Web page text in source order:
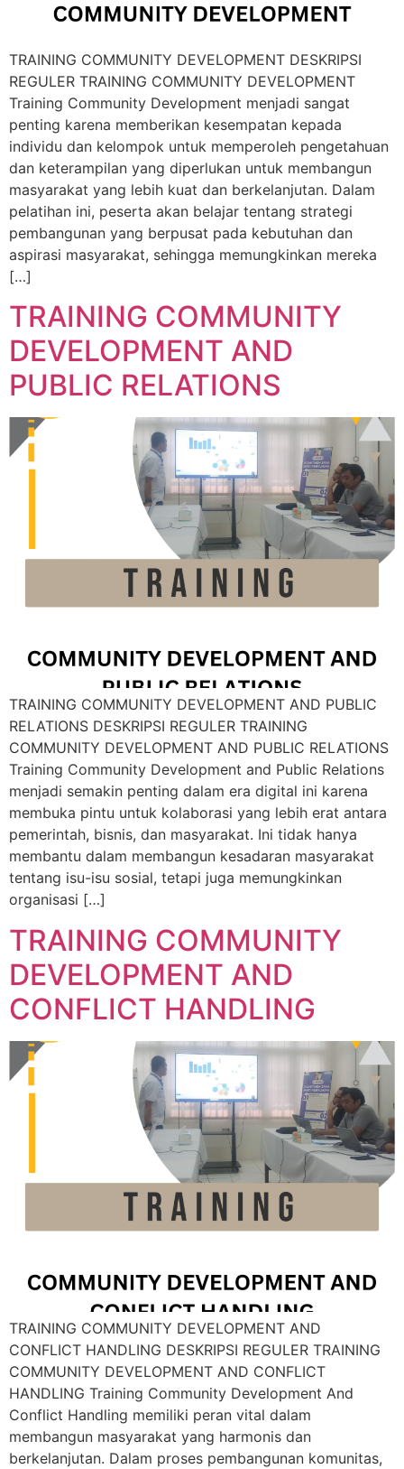
TRAINING COMMUNITY DEVELOPMENT DESKRIPSI
REGULER TRAINING COMMUNITY DEVELOPMENT
Training Community Development menjadi sangat
penting karena memberikan kesempatan kepada
individu dan kelompok untuk memperoleh pengetahuan
dan keterampilan yang diperlukan untuk membangun
masyarakat yang lebih kuat dan berkelanjutan. Dalam
pelatihan ini, peserta akan belajar tentang strategi
pembangunan yang berpusat pada kebutuhan dan
aspirasi masyarakat, sehingga memungkinkan mereka
[…]
TRAINING COMMUNITY
DEVELOPMENT AND
PUBLIC RELATIONS
TRAINING COMMUNITY DEVELOPMENT AND PUBLIC
RELATIONS DESKRIPSI REGULER TRAINING
COMMUNITY DEVELOPMENT AND PUBLIC RELATIONS
Training Community Development and Public Relations
menjadi semakin penting dalam era digital ini karena
membuka pintu untuk kolaborasi yang lebih erat antara
pemerintah, bisnis, dan masyarakat. Ini tidak hanya
membantu dalam membangun kesadaran masyarakat
tentang isu-isu sosial, tetapi juga memungkinkan
organisasi […]
TRAINING COMMUNITY
DEVELOPMENT AND
CONFLICT HANDLING
TRAINING COMMUNITY DEVELOPMENT AND
CONFLICT HANDLING DESKRIPSI REGULER TRAINING
COMMUNITY DEVELOPMENT AND CONFLICT
HANDLING Training Community Development And
Conflict Handling memiliki peran vital dalam
membangun masyarakat yang harmonis dan
berkelanjutan. Dalam proses pembangunan komunitas,